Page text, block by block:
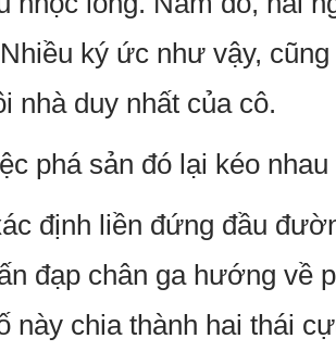
ký ức như vậy, cũng
nhà duy nhất của cô.
phá sản đó lại kéo
định liền đứng đầu
đạp chân ga hướng về
này chia thành hai thái